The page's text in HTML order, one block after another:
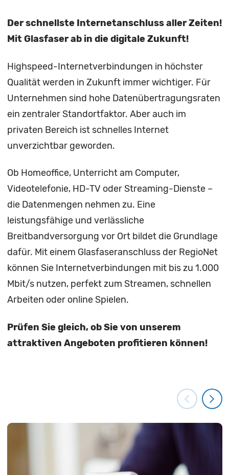
Der schnellste Internetanschluss aller Zeiten!
Mit Glasfaser ab in die digitale Zukunft!
Highspeed-Internetverbindungen in höchster
Qualität werden in Zukunft immer wichtiger. Für
Unternehmen sind hohe Datenübertragungsraten
ein zentraler Standortfaktor. Aber auch im
privaten Bereich ist schnelles Internet
unverzichtbar geworden.
Ob Homeoffice, Unterricht am Computer,
Videotelefonie, HD-TV oder Streaming-Dienste –
die Datenmengen nehmen zu. Eine
leistungsfähige und verlässliche
Breitbandversorgung vor Ort bildet die Grundlage
dafür. Mit einem Glasfaseranschluss der RegioNet
können Sie Internetverbindungen mit bis zu 1.000
Mbit/s nutzen, perfekt zum Streamen, schnellen
Arbeiten oder online Spielen.
Prüfen Sie gleich, ob Sie von unserem
attraktiven Angeboten profitieren können!